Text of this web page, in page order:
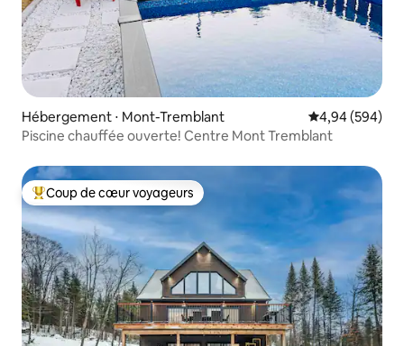
Hébergement ⋅ Mont-Tremblant Évaluation
4,94 (594)
Piscine chauffée ouverte! Centre Mont Tremblant
Coups de cœur voyageurs les plus appréciés
Coup de cœur voyageurs